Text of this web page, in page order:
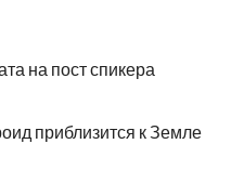
на пост спикера
приблизится к Земле